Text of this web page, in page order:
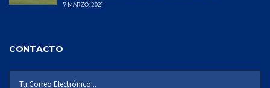
7 MARZO, 2021
CONTACTO